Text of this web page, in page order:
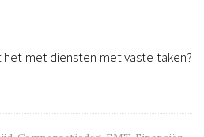
met diensten met vaste taken?